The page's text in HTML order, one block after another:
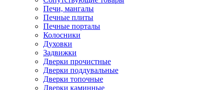
Печи, мангалы
Печные плиты
Печные порталы
Колосники
Духовки
Задвижки
Дверки прочистные
Дверки поддувальные
Дверки топочные
Дверки каминные